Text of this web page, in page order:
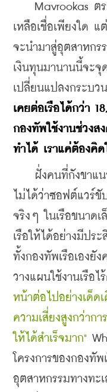
Mavrookas ตร
เหลือเชื่อเพียงใด แ
จะนำมาสู่อุตสาหกร
เงินทุนมานานนี้จะจุ
เปลี่ยนแปลงกระบว
เคยต่อเรือได้กว่า
กองทัพใช้งานช่วงส
ทำได้ เราแค่ต้องคิด
ฝั่งคนที่กังขาแนว
ไม่ได้ว่าซอฟต์แวร์ขั
จริงๆ ในเรือขนาด
เรือให้ได้อย่างมีปร
ทั้งกองทัพเรือเองยัง
วางแผนใช้งานเรือไ
หน้าต่อไปอย่างเด็ด
ความเสี่ยงสูงกว่าก
ให้ได้สำเร็จมาก"
โครงการของกอง
อุตสาหกรรมทางทะ